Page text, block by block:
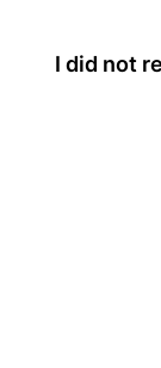
I did not